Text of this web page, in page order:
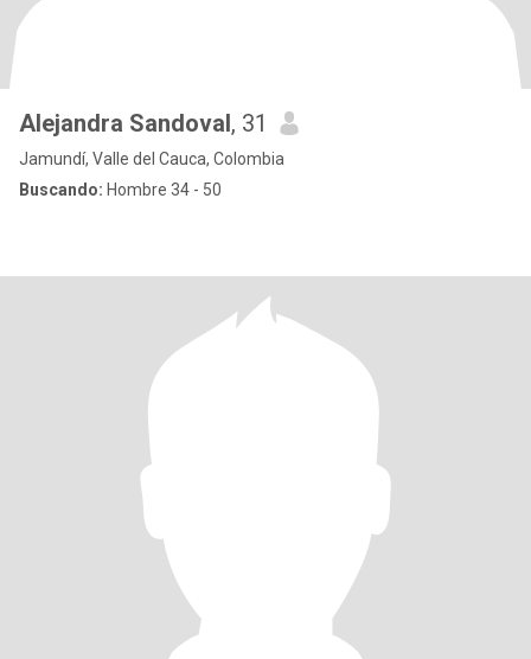
Alejandra Sandoval, 31
Jamundí, Valle del Cauca, Colombia
Buscando: Hombre 34 - 50